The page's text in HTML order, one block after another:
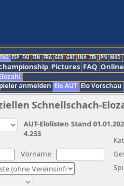
ENG ESP FAI FIN FRA GER GRE INA ITA JPN MKD
Pictures FAQ
anmelden Elo AUT Elo Vorschau
Schnellschach-
Vorname
AUT-Elolisten Stand
4.233